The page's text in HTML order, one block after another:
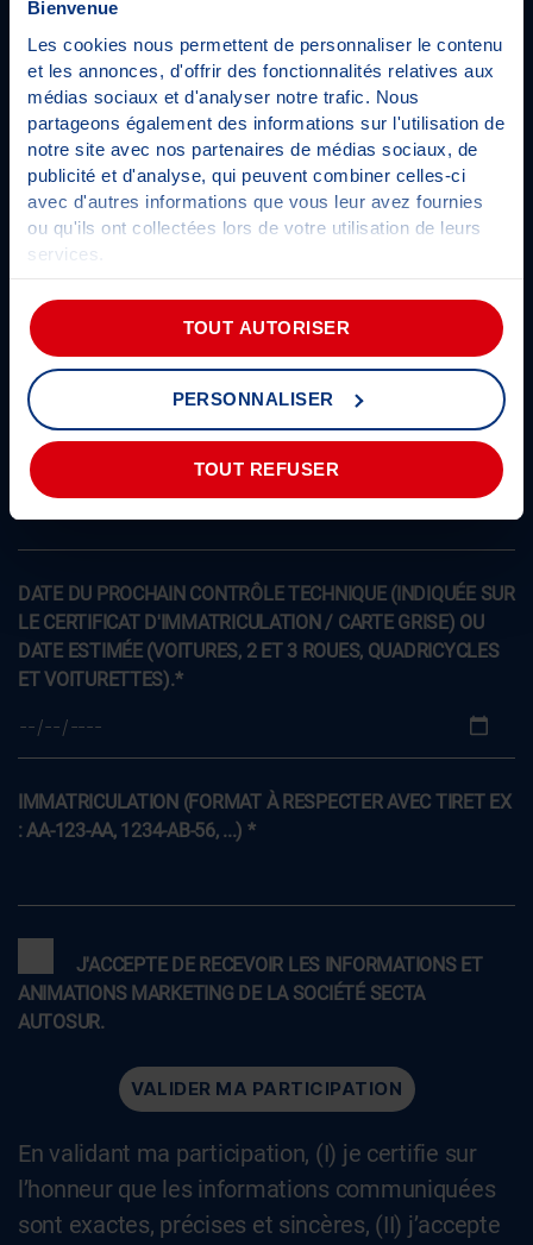
Bienvenue
Les cookies nous permettent de personnaliser le contenu
et les annonces, d'offrir des fonctionnalités relatives aux
médias sociaux et d'analyser notre trafic. Nous
partageons également des informations sur l'utilisation de
notre site avec nos partenaires de médias sociaux, de
publicité et d'analyse, qui peuvent combiner celles-ci
avec d'autres informations que vous leur avez fournies
ou qu'ils ont collectées lors de votre utilisation de leurs
services.
Pour plus d'informations sur les cookies,cliquez-ici.
TOUT AUTORISER
PERSONNALISER
TOUT REFUSER
N°*
ADRESSE*
COMPLÉMENT D'ADRESSE
CODE POSTAL*
VILLE*
DATE DU PROCHAIN CONTRÔLE TECHNIQUE (INDIQUÉE SUR
LE CERTIFICAT D'IMMATRICULATION / CARTE GRISE) OU
DATE ESTIMÉE (VOITURES, 2 ET 3 ROUES, QUADRICYCLES
ET VOITURETTES).*
IMMATRICULATION (FORMAT À RESPECTER AVEC TIRET EX
: AA-123-AA, 1234-AB-56, ...) *
J'ACCEPTE DE RECEVOIR LES INFORMATIONS ET
ANIMATIONS MARKETING DE LA SOCIÉTÉ SECTA
AUTOSUR.
En validant ma participation, (I) je certifie sur
l’honneur que les informations communiquées
sont exactes, précises et sincères, (II) j’accepte